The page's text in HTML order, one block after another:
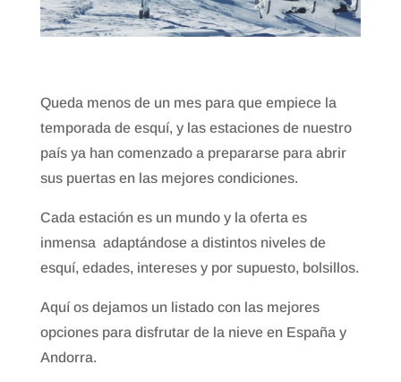
Queda menos de un mes para que empiece la
temporada de esquí, y las estaciones de nuestro
país ya han comenzado a prepararse para abrir
sus puertas en las mejores condiciones.
Cada estación es un mundo y la oferta es
inmensa adaptándose a distintos niveles de
esquí, edades, intereses y por supuesto, bolsillos.
Aquí os dejamos un listado con las mejores
opciones para disfrutar de la nieve en España y
Andorra.